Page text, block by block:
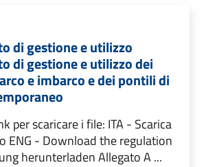
di gestione e utilizzo
di gestione e utilizzo dei
e imbarco e dei pontili di
per scaricare i file: ITA - Scarica
ENG - Download the regulation
herunterladen Allegato A ...